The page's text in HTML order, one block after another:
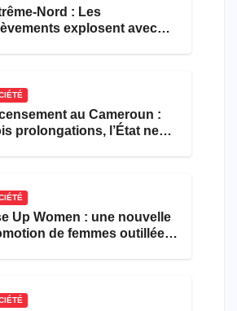
Nord : Les
explosent avec
au Cameroun :
prolongations, l’État ne
Up Women : une nouvelle
de femmes outillées